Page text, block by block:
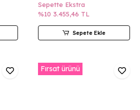
Sepette Ekstra
%10 3.455,46 TL
Sepete Ekle
Fırsat ürünü